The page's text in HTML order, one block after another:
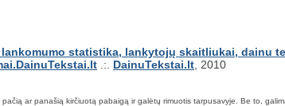
.:. DainuTekstai.lt , 2010
ar panašią kirčiuotą pabaigą ir galėtų rimuotis tarpusavyje. Be to,